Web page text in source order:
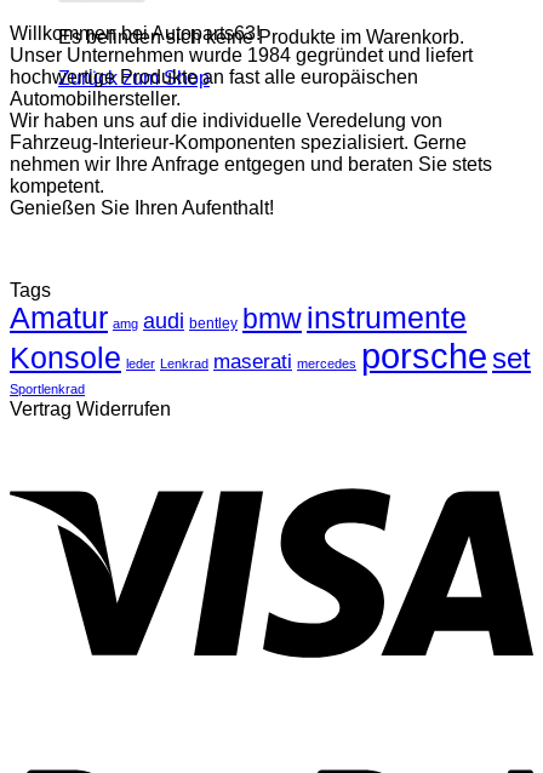
Es befinden sich keine Produkte im Warenkorb.
Zurück zum Shop
Willkommen bei Autoparts63!
Unser Unternehmen wurde 1984 gegründet und liefert
hochwertige Produkte an fast alle europäischen
Automobilhersteller.
Wir haben uns auf die individuelle Veredelung von
Fahrzeug-Interieur-Komponenten spezialisiert. Gerne
nehmen wir Ihre Anfrage entgegen und beraten Sie stets
kompetent.
Genießen Sie Ihren Aufenthalt!
Tags
Amatur amg audi bentley bmwinstrumente
Konsole leder Lenkrad maserati mercedes porsche set
Sportlenkrad
Vertrag Widerrufen